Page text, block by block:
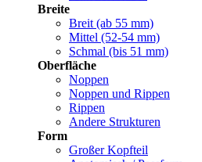
Breite
Breit (ab 55 mm)
Mittel (52-54 mm)
Schmal (bis 51 mm)
Oberfläche
Noppen
Noppen und Rippen
Rippen
Andere Strukturen
Form
Großer Kopfteil